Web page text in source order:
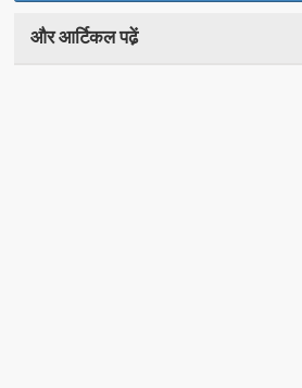
और आर्टिकल पढे़ं